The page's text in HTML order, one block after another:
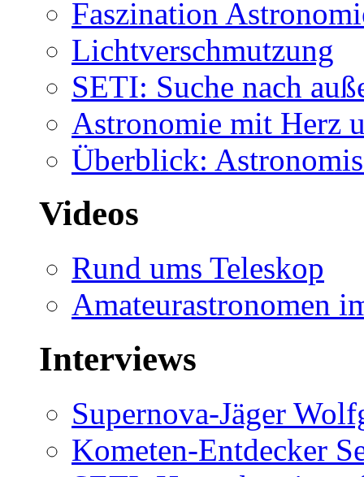
Faszination
Lichtverschmutzung
SETI: Suche nach
Astronomie mit Herz
Überblick:
Videos
Rund ums Teleskop
Amateurastronomen
Interviews
Supernova-Jäger
Kometen-Entdecker